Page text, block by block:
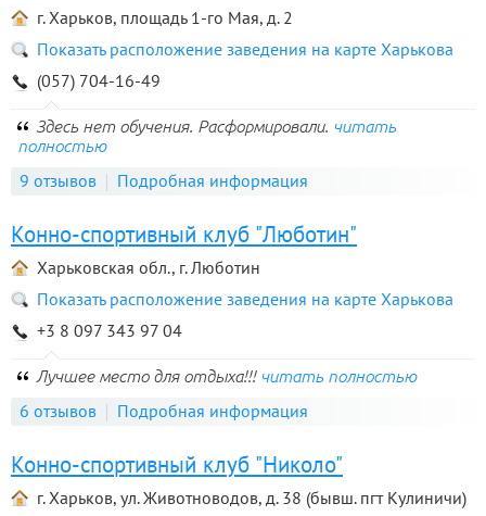
г. Харьков, площадь 1-го Мая, д. 2
Показать расположение заведения на карте Харькова
(057) 704-16-49
Здесь нет обучения. Расформировали. читать
полностью
9 отзывов Подробная информация
Конно-спортивный клуб "Люботин"
Харьковская обл., г. Люботин
Показать расположение заведения на карте Харькова
+3 8 097 343 97 04
Лучшее место для отдыха!!! читать полностью
6 отзывов Подробная информация
Конно-спортивный клуб "Николо"
г. Харьков, ул. Животноводов, д. 38 (бывш. пгт Кулиничи)